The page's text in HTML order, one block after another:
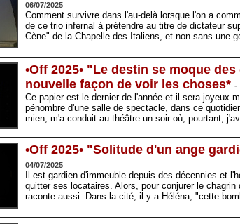
06/07/2025
Comment survivre dans l'au-delà lorsque l'on a
de ce trio infernal à prétendre au titre de dictateur
Cène" de la Chapelle des Italiens, et non sans une
•Off 2025• "Le destin se moque
nouvelle façon de voir les choses* -
Ce papier est le dernier de l'année et il sera joyeux
pénombre d'une salle de spectacle, dans ce
mien, m'a conduit au théâtre un soir où, pourtant,
•Off 2025• "Solitude d'un ange
04/07/2025
Il est gardien d'immeuble depuis des décennies et
quitter ses locataires. Alors, pour conjurer le
raconte aussi. Dans la cité, il y a Héléna, "cette